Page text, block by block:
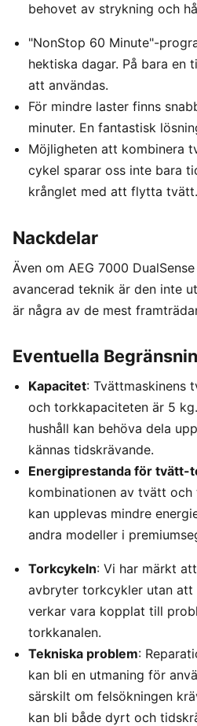
behovet av strykning och
"NonStop 60 Minute"-
hektiska dagar. På bara en
att användas.
För mindre laster finns
minuter. En fantastisk
Möjligheten att kombinera
cykel sparar oss inte bara
krånglet med att flytta tvätt.
Nackdelar
Även om AEG 7000
avancerad teknik är den inte
är några av de mest
Eventuella
Kapacitet: Tvättmaskinens
och torkkapaciteten är 5
hushåll kan behöva dela
kännas tidskrävande.
Energiprestanda för tvätt-
kombinationen av tvätt och
kan upplevas mindre
andra modeller i
Torkcykeln: Vi har märkt
avbryter torkcykler utan att
verkar vara kopplat till
torkkanalen.
Tekniska problem:
kan bli en utmaning för
särskilt om felsökningen
kan bli både dyrt och